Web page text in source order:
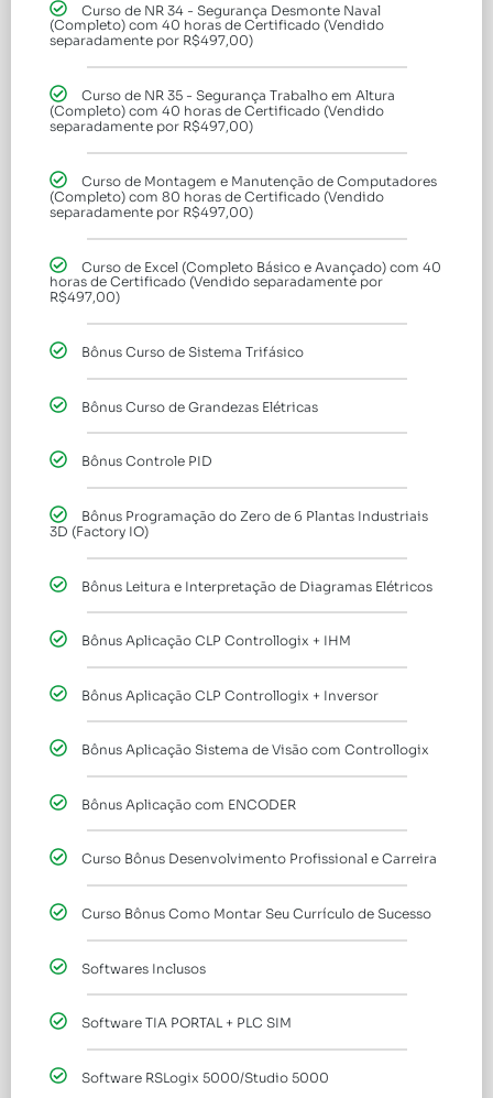
Curso de NR 34 - Segurança Desmonte Naval
(Completo) com 40 horas de Certificado (Vendido
separadamente por R$497,00)
Curso de NR 35 - Segurança Trabalho em Altura
(Completo) com 40 horas de Certificado (Vendido
separadamente por R$497,00)
Curso de Montagem e Manutenção de Computadores
(Completo) com 80 horas de Certificado (Vendido
separadamente por R$497,00)
Curso de Excel (Completo Básico e Avançado) com 40
horas de Certificado (Vendido separadamente por
R$497,00)
Bônus Curso de Sistema Trifásico
Bônus Curso de Grandezas Elétricas
Bônus Controle PID
Bônus Programação do Zero de 6 Plantas Industriais
3D (Factory IO)
Bônus Leitura e Interpretação de Diagramas Elétricos
Bônus Aplicação CLP Controllogix + IHM
Bônus Aplicação CLP Controllogix + Inversor
Bônus Aplicação Sistema de Visão com Controllogix
Bônus Aplicação com ENCODER
Curso Bônus Desenvolvimento Profissional e Carreira
Curso Bônus Como Montar Seu Currículo de Sucesso
Softwares Inclusos
Software TIA PORTAL + PLC SIM
Software RSLogix 5000/Studio 5000